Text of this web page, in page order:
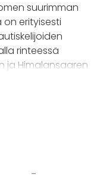
suurimman
on erityisesti
rinteessä
ja Himalansaaren
voi ihailla
oltavat tässä
mökkeilyn
-